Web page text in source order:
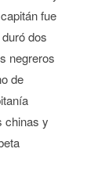
fue
dos
negreros
de
chinas y